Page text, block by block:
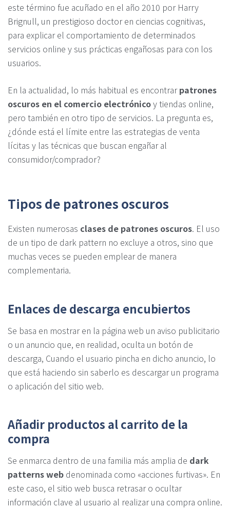
este término fue acuñado en el año 2010 por Harry
Brignull, un prestigioso doctor en ciencias cognitivas,
para explicar el comportamiento de determinados
servicios online y sus prácticas engañosas para con los
usuarios.
En la actualidad, lo más habitual es encontrarpatrones
oscuros en el comercio electrónicoy tiendas online,
pero también en otro tipo de servicios. La pregunta es,
¿dónde está el límite entre las estrategias de venta
lícitas y las técnicas que buscan engañar al
consumidor/comprador?
Tipos de patrones oscuros
Existen numerosas clases de patrones oscuros. El uso
de un tipo de dark pattern no excluye a otros, sino que
muchas veces se pueden emplear de manera
complementaria.
Enlaces de descarga encubiertos
Se basa en mostrar en la página web un aviso publicitario
o un anuncio que, en realidad, oculta un botón de
descarga, Cuando el usuario pincha en dicho anuncio, lo
que está haciendo sin saberlo es descargar un programa
o aplicación del sitio web.
Añadir productos al carrito de la
compra
Se enmarca dentro de una familia más amplia de dark
patterns web denominada como «acciones furtivas». En
este caso, el sitio web busca retrasar o ocultar
información clave al usuario al realizar una compra online.